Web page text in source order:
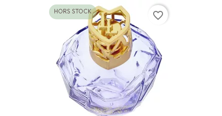
HORS STOCK favorite_border